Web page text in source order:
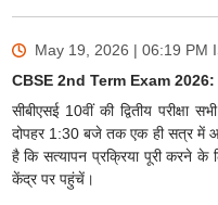
May 19, 2026 | 06:19 PM
CBSE 2nd Term Exam 2026:
सीबीएसई 10वीं की द्वितीय परीक्षा
दोपहर 1:30 बजे तक एक ही सत्र में
है कि सत्यापन प्रक्रिया पूरी करने
केंद्र पर पहुंचें।